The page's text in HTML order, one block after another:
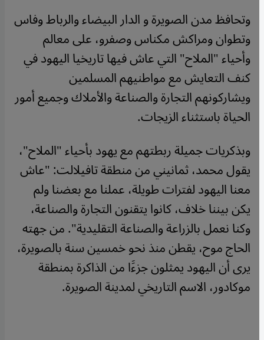
وتحافظ مدن الصويرة و الدار البيضاء والرباط وفاس
وتطوان ومراكش مكناس وصفرو، على معالم
وأحياء "الملاح" التي عاش فيها تاريخيا اليهود في
كنف التعايش مع مواطنيهم المسلمين
ويشاركونهم التجارة والصناعة والأملاك وجميع أمور
الحياة باستثناء الزيجات.
وبذكريات جميلة ربطتهم مع يهود بأحياء "الملاح"،
يقول محمد، ثمانيني من منطقة تافيلالت: "عاش
معنا اليهود لفترات طويلة، عملنا مع بعضنا ولم
يكن بيننا خلاف، كانوا يتقنون التجارة والصناعة،
وكنا نعمل بالزراعة والصناعة التقليدية". من جهته
الحاج موح، يقطن منذ نحو خمسين سنة بالصويرة،
يرى أن اليهود يمثلون جزءََا من الذاكرة بمنطقة
موكادور، الاسم التاريخي لمدينة الصويرة.